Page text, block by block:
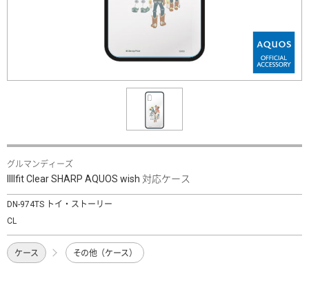
グルマンディーズ
IIIIfit Clear SHARP AQUOS wish 対応ケース
DN-974TS トイ・ストーリー
CL
ケース その他（ケース）